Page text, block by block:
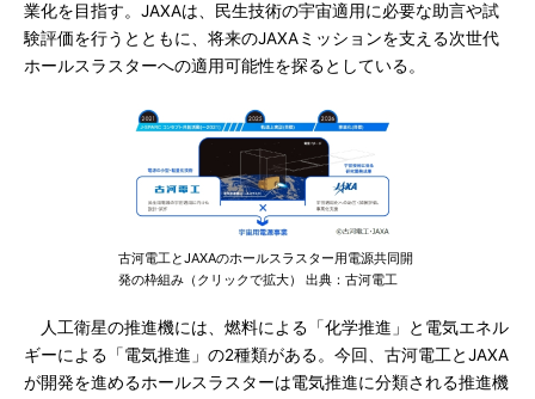
業化を目指す。JAXAは、民生技術の宇宙適用に必要な助言や試
験評価を行うとともに、将来のJAXAミッションを支える次世代
ホールスラスターへの適用可能性を探るとしている。
古河電工とJAXAのホールスラスター用電源共同開
発の枠組み（クリックで拡大） 出典：古河電工
人工衛星の推進機には、燃料による「化学推進」と電気エネル
ギーによる「電気推進」の2種類がある。今回、古河電工とJAXA
が開発を進めるホールスラスターは電気推進に分類される推進機